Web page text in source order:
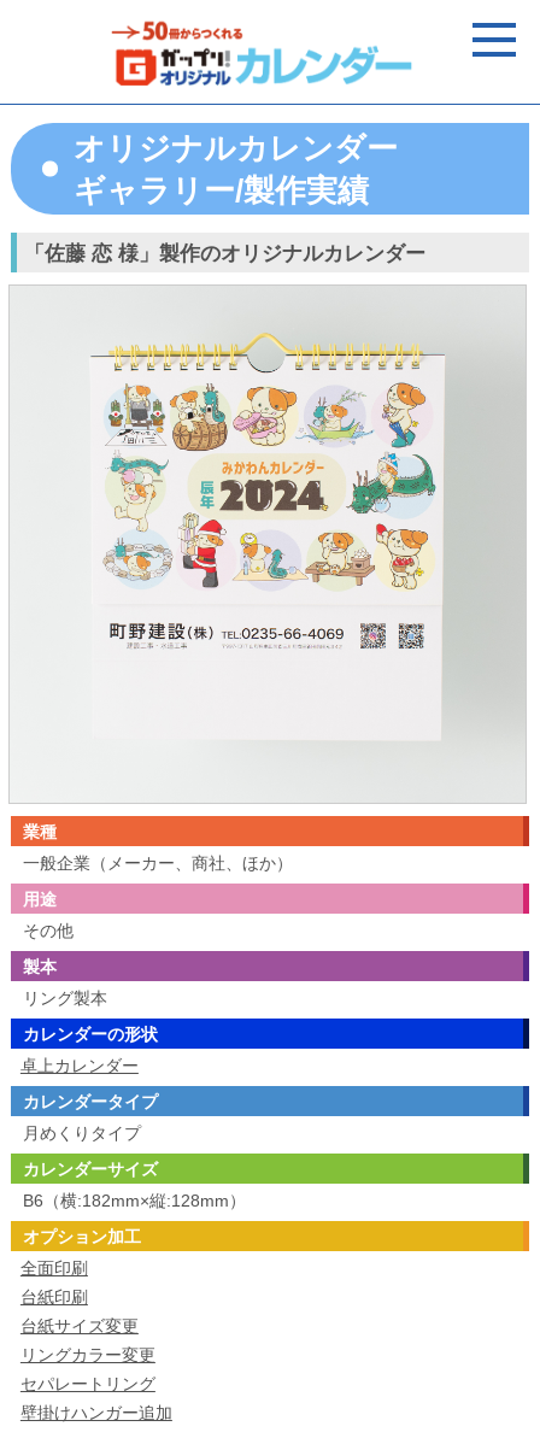
オリジナルカレンダー
ギャラリー/製作実績
「佐藤 恋 様」製作のオリジナルカレンダー
業種
一般企業（メーカー、商社、ほか）
用途
その他
製本
リング製本
カレンダーの形状
卓上カレンダー
カレンダータイプ
月めくりタイプ
カレンダーサイズ
B6（横:182mm×縦:128mm）
オプション加工
全面印刷
台紙印刷
台紙サイズ変更
リングカラー変更
セパレートリング
壁掛けハンガー追加